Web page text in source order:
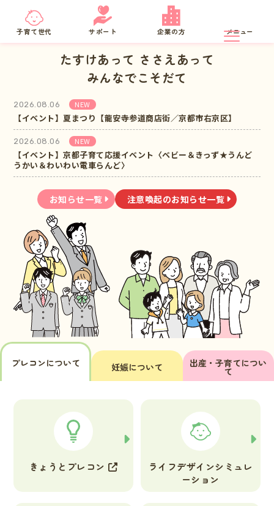
京都府
子育て世代 サポート 企業の方 メニュー
たすけあって ささえあって
みんなでこそだて
2026.08.06 NEW
【イベント】夏まつり【龍安寺参道商店街／京都市右京区】
2026.08.06 NEW
【イベント】京都子育て応援イベント〈ベビー＆きっず★うんど
うかい＆わいわい電車らんど〉
お知らせ一覧 注意喚起のお知らせ一覧
プレコンについて 妊娠について 出産・子育てについ
て
きょうとプレコン ライフデザインシミュレ
ーション